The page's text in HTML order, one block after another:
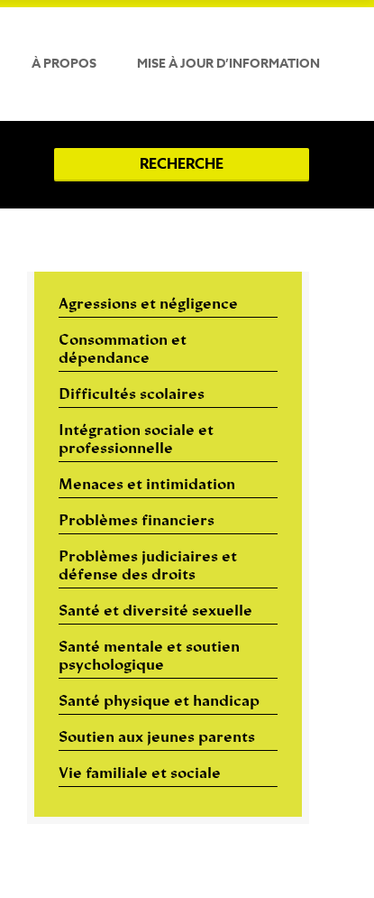
À PROPOS MISE À JOUR D’INFORMATION
RECHERCHE
Agressions et négligence
Consommation et
dépendance
Difficultés scolaires
Intégration sociale et
professionnelle
Menaces et intimidation
Problèmes financiers
Problèmes judiciaires et
défense des droits
Santé et diversité sexuelle
Santé mentale et soutien
psychologique
Santé physique et handicap
Soutien aux jeunes parents
Vie familiale et sociale